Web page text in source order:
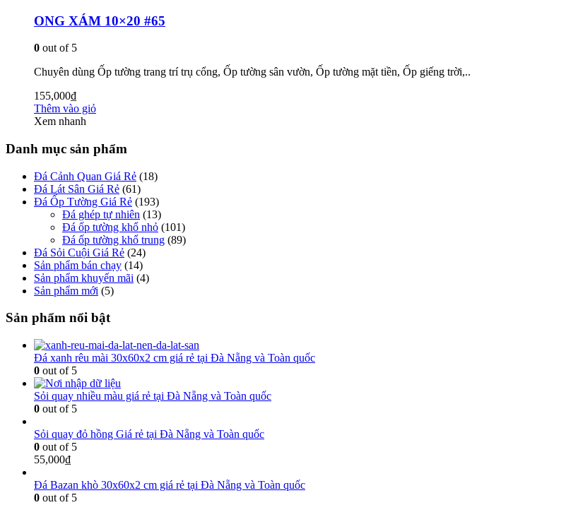
ONG XÁM 10×20 #65
0 out of 5
Chuyên dùng Ốp tường trang trí trụ cổng, Ốp tường sân vườn, Ốp tường mặt tiền, Ốp giếng trời,..
155,000₫
Thêm vào giỏ
Xem nhanh
Danh mục sản phẩm
Đá Cảnh Quan Giá Rẻ (18)
Đá Lát Sân Giá Rẻ (61)
Đá Ốp Tường Giá Rẻ (193)
Đá ghép tự nhiên (13)
Đá ốp tường khổ nhỏ (101)
Đá ốp tường khổ trung (89)
Đá Sỏi Cuội Giá Rẻ (24)
Sản phẩm bán chạy (14)
Sản phẩm khuyến mãi (4)
Sản phẩm mới (5)
Sản phẩm nổi bật
Đá xanh rêu mài 30x60x2 cm giá rẻ tại Đà Nẵng và Toàn quốc
0 out of 5
Sỏi quay nhiều màu giá rẻ tại Đà Nẵng và Toàn quốc
0 out of 5
Sỏi quay đỏ hồng Giá rẻ tại Đà Nẵng và Toàn quốc
0 out of 5
55,000₫
Đá Bazan khò 30x60x2 cm giá rẻ tại Đà Nẵng và Toàn quốc
0 out of 5